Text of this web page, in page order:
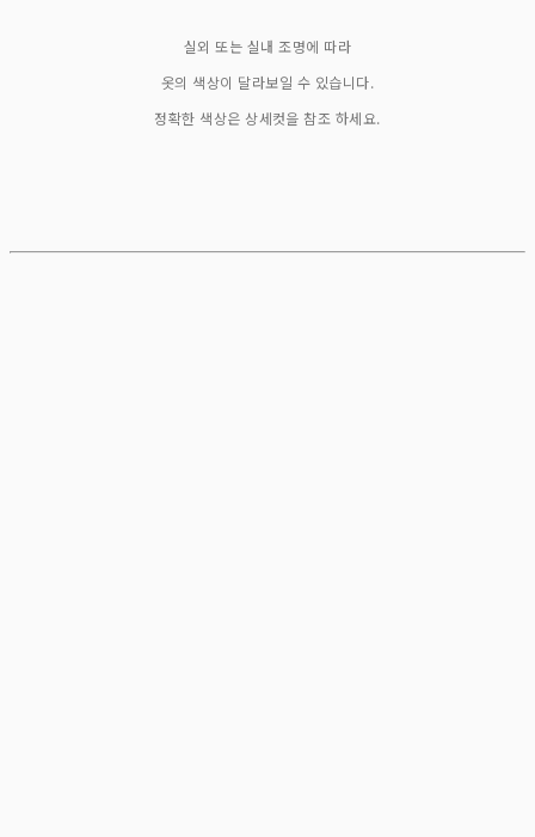
실외 또는 실내 조명에 따라
옷의 색상이 달라보일 수 있습니다.
정확한 색상은 상세컷을 참조 하세요.